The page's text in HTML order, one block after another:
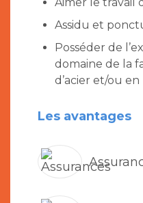
Assidu et
Posséder de
domaine de la
d’acier et/ou
Les avantages